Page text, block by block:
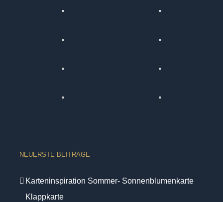
NEUERSTE BEITRÄGE
Karteninspiration Sommer- Sonnenblumenkarte
Klappkarte